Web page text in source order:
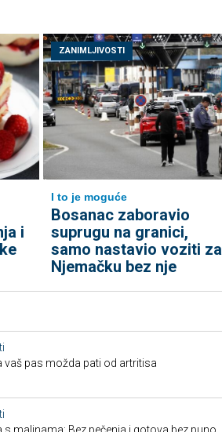
i
ZANIMLJIVOSTI
I to je moguće
Bosanac zaboravio
suprugu na granici,
samo nastavio voziti za
Njemačku bez nje
vaš pas možda pati od artritisa